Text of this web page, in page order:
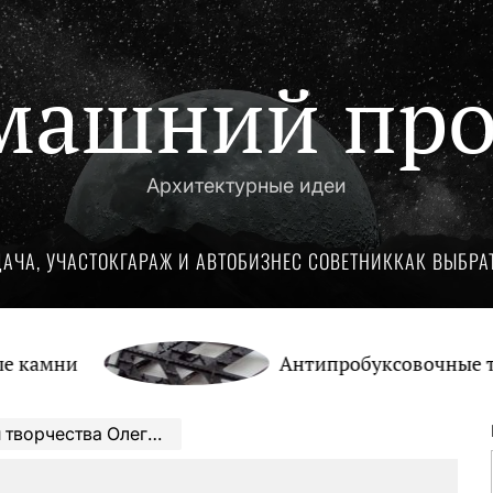
Архитектурные идеи
УЧАСТОКГАРАЖ И АВТОБИЗНЕС СОВЕТНИККАК
Антипробуксовочные траки:
— от романтических свиданий до совместных проектов